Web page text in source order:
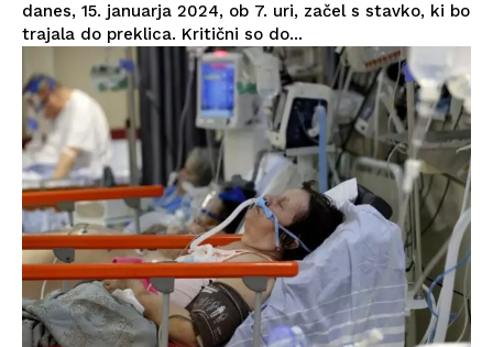
danes, 15. januarja 2024, ob 7. uri, začel s stavko, ki bo
trajala do preklica. Kritični so do...